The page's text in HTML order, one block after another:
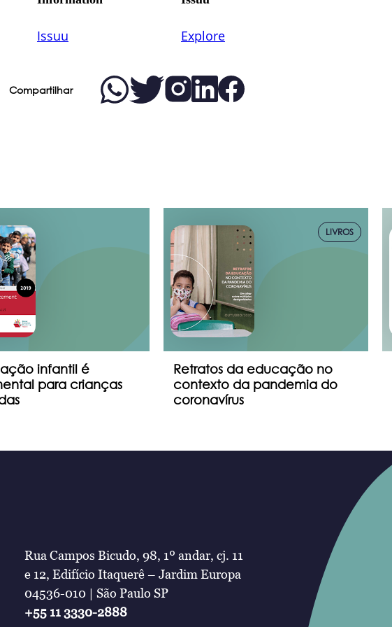
Compartilhar
infantil é
para crianças
LIVROS
Retratos da educação no
contexto da pandemia do
coronavírus
Rua Campos Bicudo, 98, 1º andar, cj. 11
e 12, Edifício Itaquerê – Jardim Europa
04536-010 | São Paulo SP
+55 11 3330-2888